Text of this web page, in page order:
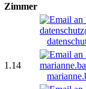
Zimmer
1.14